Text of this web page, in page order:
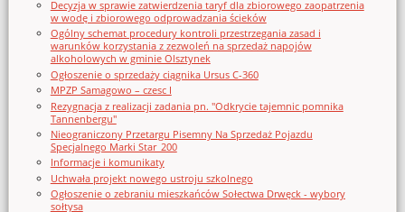
Decyzja w sprawie zatwierdzenia taryf dla zbiorowego zaopatrzenia
w wodę i zbiorowego odprowadzania ścieków
Ogólny schemat procedury kontroli przestrzegania zasad i
warunków korzystania z zezwoleń na sprzedaż napojów
alkoholowych w gminie Olsztynek
Ogłoszenie o sprzedaży ciągnika Ursus C-360
MPZP Samagowo – czesc I
Rezygnacja z realizacji zadania pn. "Odkrycie tajemnic pomnika
Tannenbergu"
Nieograniczony Przetargu Pisemny Na Sprzedaż Pojazdu
Specjalnego Marki Star_200
Informacje i komunikaty
Uchwała projekt nowego ustroju szkolnego
Ogłoszenie o zebraniu mieszkańców Sołectwa Drwęck - wybory
sołtysa